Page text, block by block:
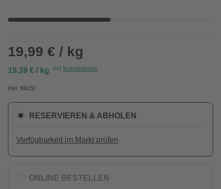
19,99 € / kg
19,39 € / kg mit Kundenkarte
Inkl. MwSt.
RESERVIEREN & ABHOLEN
Verfügbarkeit im Markt prüfen
ONLINE BESTELLEN